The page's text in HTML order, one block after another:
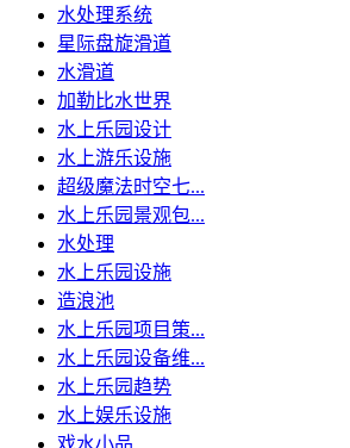
水处理系统
星际盘旋滑道
水滑道
加勒比水世界
水上乐园设计
水上游乐设施
超级魔法时空七...
水上乐园景观包...
水处理
水上乐园设施
造浪池
水上乐园项目策...
水上乐园设备维...
水上乐园趋势
水上娱乐设施
戏水小品